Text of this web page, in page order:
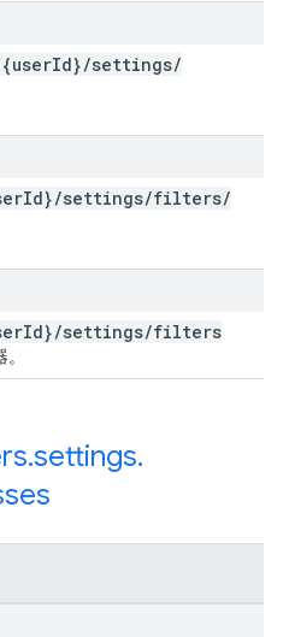
{userId}/settings/
Id}/settings/filters/
Id}/settings/filters
.settings.